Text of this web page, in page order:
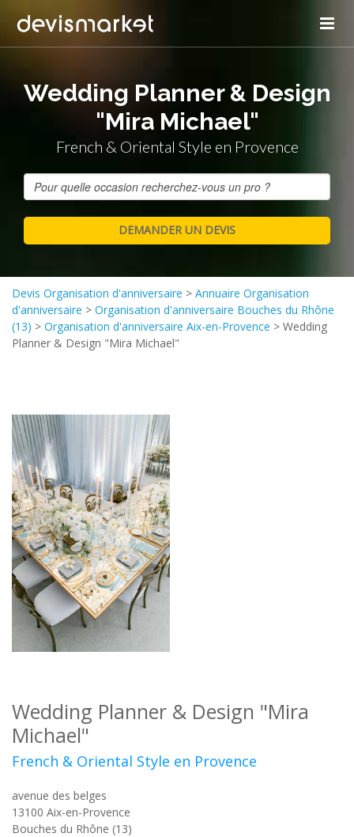
Wedding Planner & Design
"Mira Michael"
French & Oriental Style en Provence
Devis Organisation d'anniversaire > Annuaire Organisation
d'anniversaire > Organisation d'anniversaire Bouches du Rhône
(13) > Organisation d'anniversaire Aix-en-Provence > Wedding
Planner & Design "Mira Michael"
Wedding Planner & Design "Mira
Michael"
French & Oriental Style en Provence
avenue des belges
13100 Aix-en-Provence
Bouches du Rhône (13)